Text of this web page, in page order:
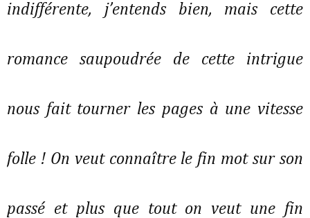
indifférente, j’entends bien, mais cette
romance saupoudrée de cette intrigue
nous fait tourner les pages à une vitesse
folle ! On veut connaître le fin mot sur son
passé et plus que tout on veut une fin